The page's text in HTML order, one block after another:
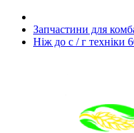
Запчастини для
Ніж до с / г техніки